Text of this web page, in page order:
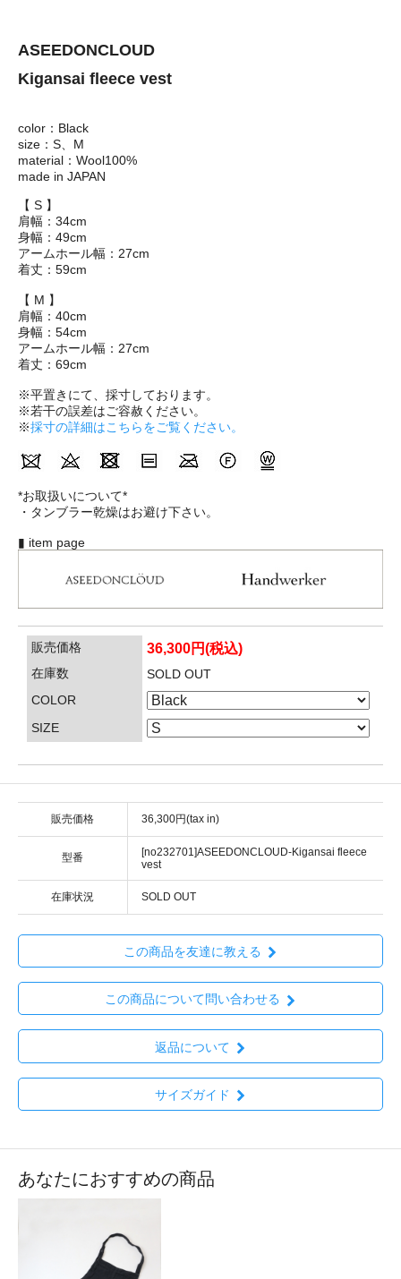
ASEEDONCLOUD
Kigansai fleece vest
color：Black
size：S、M
material：Wool100%
made in JAPAN
【 S 】
肩幅：34cm
身幅：49cm
アームホール幅：27cm
着丈：59cm
【 M 】
肩幅：40cm
身幅：54cm
アームホール幅：27cm
着丈：69cm
※平置きにて、採寸しております。
※若干の誤差はご容赦ください。
※採寸の詳細はこちらをご覧ください。
*お取扱いについて*
・タンブラー乾燥はお避け下さい。
▮ item page
販売価格 36,300円(税込)
在庫数
SOLD OUT
COLOR
SIZE
販売価格 36,300円(tax in)
型番
[no232701]ASEEDONCLOUD-Kigansai fleece
vest
在庫状況 SOLD OUT
この商品を友達に教える
この商品について問い合わせる
返品について
サイズガイド
あなたにおすすめの商品